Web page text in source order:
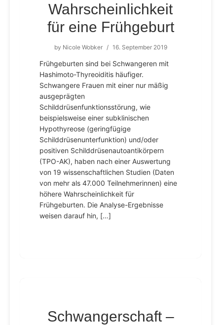
Wahrscheinlichkeit
für eine Frühgeburt
by Nicole Wobker / 16. September 2019
Frühgeburten sind bei Schwangeren mit
Hashimoto-Thyreoiditis häufiger.
Schwangere Frauen mit einer nur mäßig
ausgeprägten
Schilddrüsenfunktionsstörung, wie
beispielsweise einer subklinischen
Hypothyreose (geringfügige
Schilddrüsenunterfunktion) und/oder
positiven Schilddrüsenautoantikörpern
(TPO-AK), haben nach einer Auswertung
von 19 wissenschaftlichen Studien (Daten
von mehr als 47.000 Teilnehmerinnen) eine
höhere Wahrscheinlichkeit für
Frühgeburten. Die Analyse-Ergebnisse
weisen darauf hin, […]
Schwangerschaft –